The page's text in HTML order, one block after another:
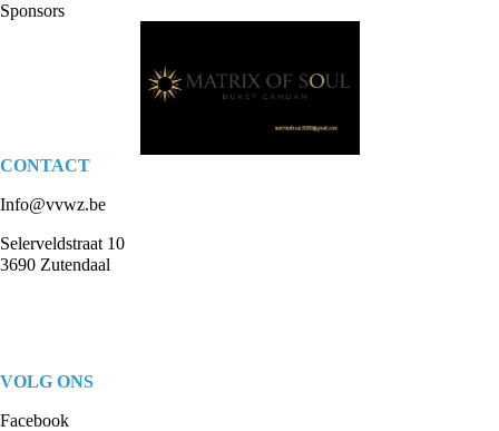
Sponsors
CONTACT
Info@vvwz.be
Selerveldstraat 10
3690 Zutendaal
VOLG ONS
Facebook